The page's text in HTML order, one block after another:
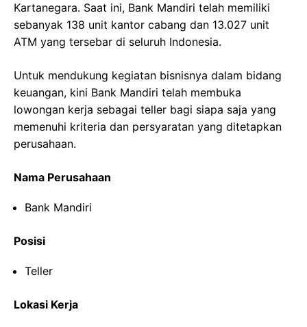
Kartanegara. Saat ini, Bank Mandiri telah memiliki
sebanyak 138 unit kantor cabang dan 13.027 unit
ATM yang tersebar di seluruh Indonesia.
Untuk mendukung kegiatan bisnisnya dalam bidang
keuangan, kini Bank Mandiri telah membuka
lowongan kerja sebagai teller bagi siapa saja yang
memenuhi kriteria dan persyaratan yang ditetapkan
perusahaan.
Nama Perusahaan
Bank Mandiri
Posisi
Teller
Lokasi Kerja